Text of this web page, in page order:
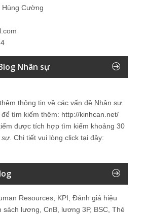
Hùng Cường
Nhân sự
thông tin về các vấn đề Nhân sự
tìm kiếm thêm: http://kinhcan.net/
được tích hợp tìm kiếm khoảng 30
sự. Chi tiết vui lòng click tại đây:
Resources, KPI, Đánh giá hiệu
sách lương, CnB, lương 3P, BSC, Thẻ